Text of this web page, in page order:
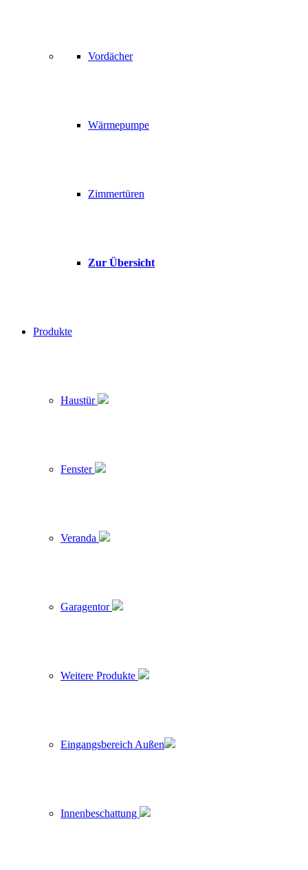
Vordächer
Wärmepumpe
Zimmertüren
Zur Übersicht
Produkte
Haustür
Fenster
Veranda
Garagentor
Weitere Produkte
Eingangsbereich Außen
Innenbeschattung